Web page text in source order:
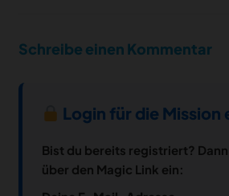
Schreibe einen Kommentar
Login für die
Bist du bereits registriert?
über den Magic Link ein: